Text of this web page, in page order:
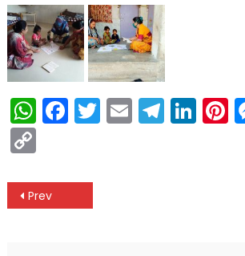
WhatsApp
Facebook
Twitter
Email
Copy
Post
Prev